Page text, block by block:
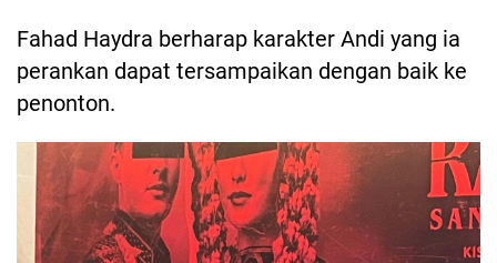
Fahad Haydra berharap karakter Andi yang ia
perankan dapat tersampaikan dengan baik ke
penonton.